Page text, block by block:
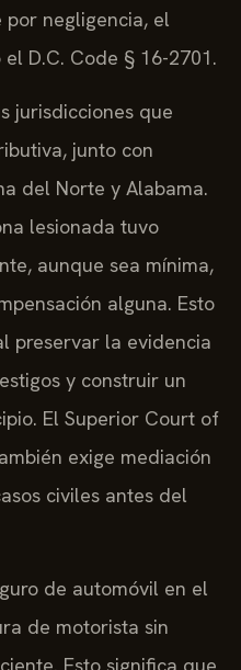
negligencia, el
D.C. Code § 16-2701.
jurisdicciones que
junto con
del Norte y Alabama.
lesionada tuvo
aunque sea mínima,
alguna. Esto
preservar la evidencia
y construir un
El Superior Court of
exige mediación
civiles antes del
de automóvil en el
de motorista sin
Esto significa que